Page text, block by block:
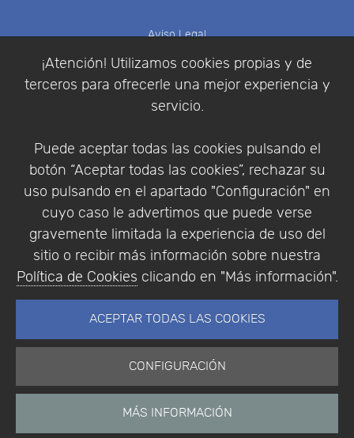
¡Atención! Utilizamos cookies propias y de
terceros para ofrecerle una mejor experiencia y
servicio.
Puede aceptar todas las cookies pulsando el
botón “Aceptar todas las cookies”, rechazar su
uso pulsando en el apartado "Configuración" en
cuyo caso le advertimos que puede verse
gravemente limitada la experiencia de uso del
sitio o recibir más información sobre nuestra
Política de Cookies clicando en "Más información".
ACEPTAR TODAS LAS COOKIES
CONFIGURACIÓN
MÁS INFORMACIÓN
Aviso Legal
Condiciones de compra
Identificarse
Empresa|Aviso Legal| Política de Privacidad |
Política de Cookies
© Copyright 1994 - 2026. Addlink Software
Científico, S.L.
Portugal.